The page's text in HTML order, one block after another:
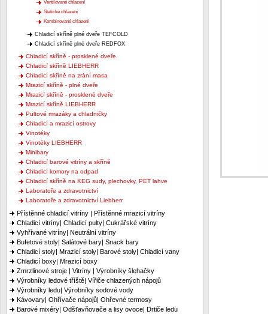
Ventilované chlazení
Statické chlazení
Kombinované chlazení
Chladicí skříně plné dveře TEFCOLD
Chladicí skříně plné dveře REDFOX
Chladicí skříně - prosklené dveře
Chladicí skříně LIEBHERR
Chladicí skříně na zrání masa
Mrazicí skříně - plné dveře
Mrazicí skříně - prosklené dveře
Mrazicí skříně LIEBHERR
Pultové mrazáky a chladničky
Chladicí a mrazicí ostrovy
Vinotéky
Vinotéky LIEBHERR
Minibary
Chladicí barové vitríny a skříně
Chladicí komory na odpad
Chladicí skříně na KEG sudy, plechovky, PET lahve
Laboratoře a zdravotnictví
Laboratoře a zdravotnictví Liebherr
Přístěnné chladicí vitríny | Přístěnné mrazicí vitríny
Chladicí vitríny| Chladicí pulty| Cukrářské vitríny
Vyhřívané vitríny| Neutrální vitríny
Bufetové stoly| Salátové bary| Snack bary
Chladicí stoly| Mrazicí stoly| Barové stoly| Chladicí vany
Chladicí boxy| Mrazicí boxy
Zmrzlinové stroje | Vitríny | Výrobníky šlehačky
Výrobníky ledové tříště| Vířiče chlazených nápojů
Výrobníky ledu| Výrobníky sodové vody
Kávovary| Ohřívače nápojů| Ohřevné termosy
Barové mixéry| Odšťavňovače a lisy ovoce| Drtiče ledu